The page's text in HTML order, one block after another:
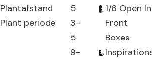
Plantafstand
5
Plant periode
3-
5
9-
1/6 Open In
Front
Boxes